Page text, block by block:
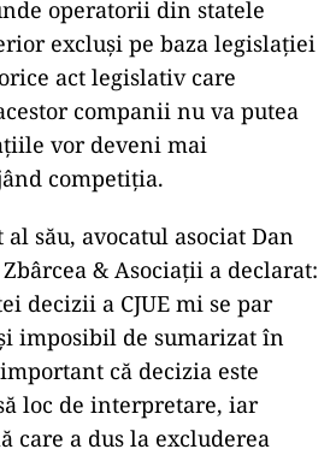
operatorii din statele
excluși pe baza legislației
act legislativ care
companii nu va putea
vor deveni mai
competiția.
său, avocatul asociat Dan
& Asociații a declarat:
decizii a CJUE mi se par
imposibil de sumarizat în
că decizia este
loc de interpretare, iar
care a dus la excluderea